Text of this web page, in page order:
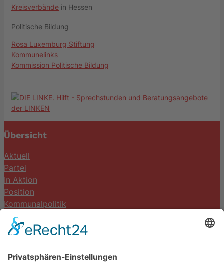
Kreisverbände in Hessen
Politische Bildung
Rosa Luxemburg Stiftung
Kommunelinks
Kommission Politische Bildung
Übersicht
Aktuell
Partei
In Aktion
Position
Kommunalpolitik
Termine